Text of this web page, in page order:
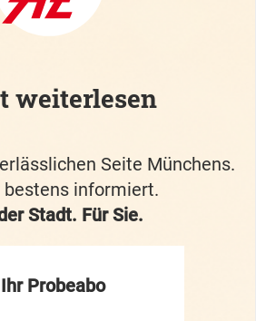
weiterlesen
Seite Münchens.
bestens informiert.
Stadt. Für Sie.
Ihr Probeabo